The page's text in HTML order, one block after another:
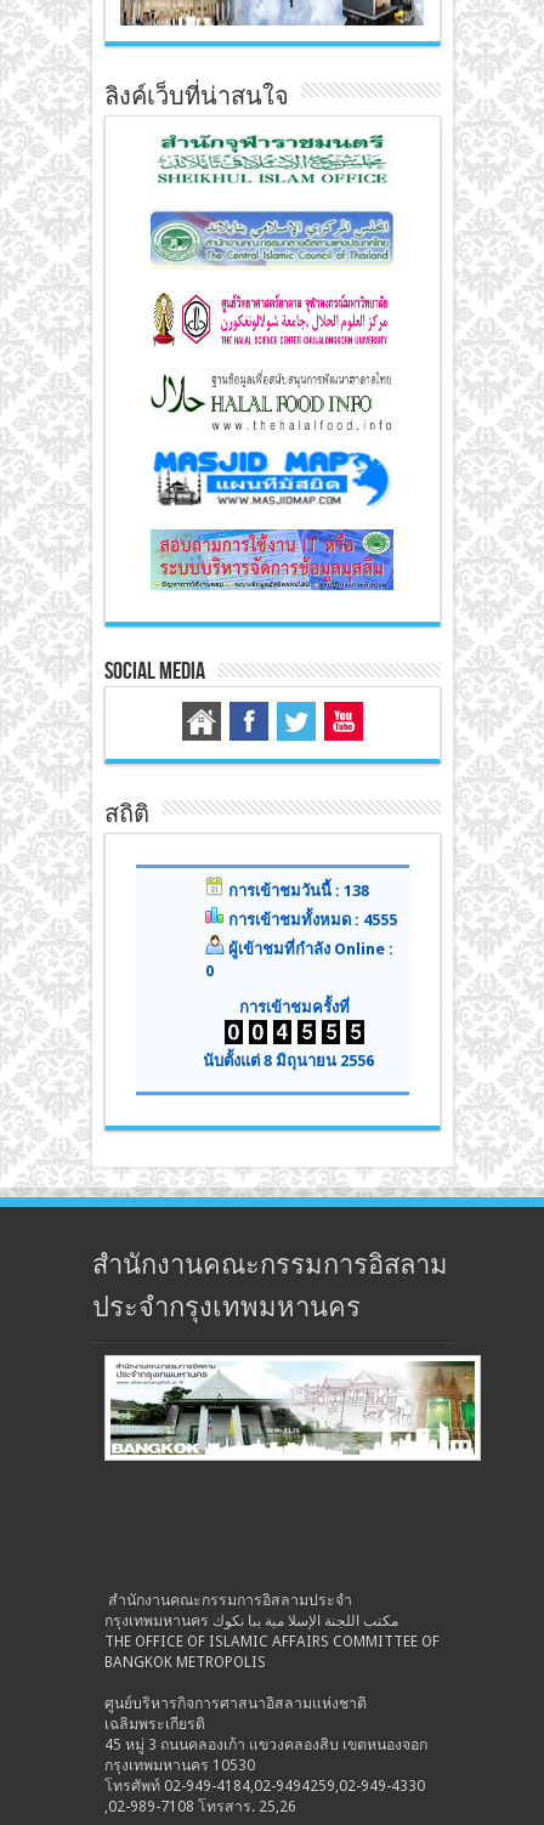
ลิงค์เว็บที่น่าสนใจ
Social Media
สถิติ
การเข้าชมวันนี้ : 138
การเข้าชมทั้งหมด : 4555
ผู้เข้าชมที่กำลัง Online :
0
การเข้าชมครั้งที่
นับตั้งแต่ 8 มิถุนายน 2556
สำนักงานคณะกรรมการอิสลาม
ประจำกรุงเทพมหานคร
สำนักงานคณะกรรมการอิสลามประจำ
กรุงเทพมหานคร مكتب اللجنة الإسلا مية ببا نكوك
THE OFFICE OF ISLAMIC AFFAIRS COMMITTEE OF
BANGKOK METROPOLIS
ศูนย์บริหารกิจการศาสนาอิสลามแห่งชาติ
เฉลิมพระเกียรติ
45 หมู่ 3 ถนนคลองเก้า แขวงคลองสิบ เขตหนองจอก
กรุงเทพมหานคร 10530
โทรศัพท์ 02-949-4184,02-9494259,02-949-4330
,02-989-7108 โทรสาร. 25,26